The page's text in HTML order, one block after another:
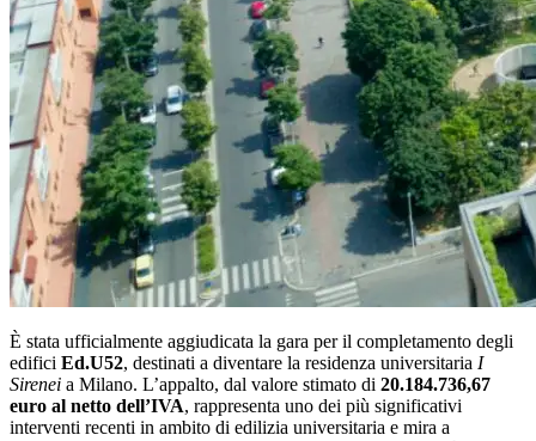
È stata ufficialmente aggiudicata la gara per il completamento degli
edifici Ed.U52, destinati a diventare la residenza universitaria I
Sirenei a Milano. L’appalto, dal valore stimato di 20.184.736,67
euro al netto dell’IVA, rappresenta uno dei più significativi
interventi recenti in ambito di edilizia universitaria e mira a